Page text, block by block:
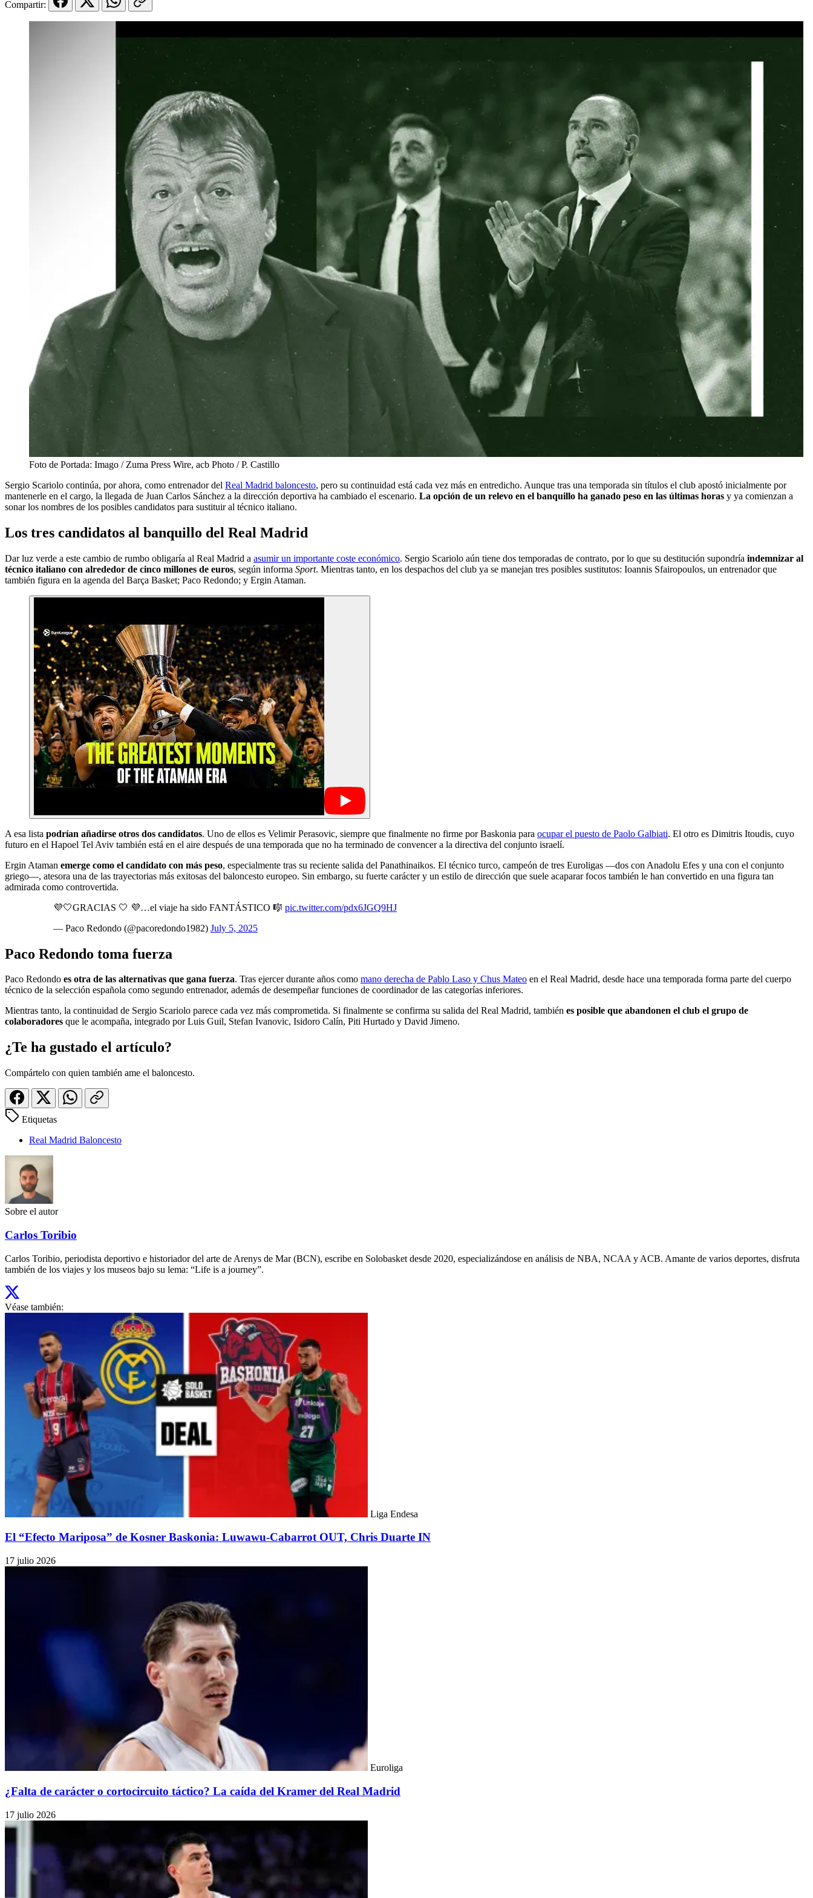
Compartir:
Foto de Portada: Imago / Zuma Press Wire, acb Photo / P. Castillo
Sergio Scariolo continúa, por ahora, como entrenador del Real Madrid baloncesto, pero su continuidad está cada vez más en entredicho. Aunque tras una temporada sin títulos el club apostó inicialmente por
mantenerle en el cargo, la llegada de Juan Carlos Sánchez a la dirección deportiva ha cambiado el escenario. La opción de un relevo en el banquillo ha ganado peso en las últimas horas y ya comienzan a
sonar los nombres de los posibles candidatos para sustituir al técnico italiano.
Los tres candidatos al banquillo del Real Madrid
Dar luz verde a este cambio de rumbo obligaría al Real Madrid a asumir un importante coste económico. Sergio Scariolo aún tiene dos temporadas de contrato, por lo que su destitución supondría indemnizar al
técnico italiano con alrededor de cinco millones de euros, según informa Sport. Mientras tanto, en los despachos del club ya se manejan tres posibles sustitutos: Ioannis Sfairopoulos, un entrenador que
también figura en la agenda del Barça Basket; Paco Redondo; y Ergin Ataman.
A esa lista podrían añadirse otros dos candidatos. Uno de ellos es Velimir Perasovic, siempre que finalmente no firme por Baskonia para ocupar el puesto de Paolo Galbiati. El otro es Dimitris Itoudis, cuyo
futuro en el Hapoel Tel Aviv también está en el aire después de una temporada que no ha terminado de convencer a la directiva del conjunto israelí.
Ergin Ataman emerge como el candidato con más peso, especialmente tras su reciente salida del Panathinaikos. El técnico turco, campeón de tres Euroligas —dos con Anadolu Efes y una con el conjunto
griego—, atesora una de las trayectorias más exitosas del baloncesto europeo. Sin embargo, su fuerte carácter y un estilo de dirección que suele acaparar focos también le han convertido en una figura tan
admirada como controvertida.
💜🤍GRACIAS 🤍 💜…el viaje ha sido FANTÁSTICO 🎼 pic.twitter.com/pdx6JGQ9HJ
— Paco Redondo (@pacoredondo1982) July 5, 2025
Paco Redondo toma fuerza
Paco Redondo es otra de las alternativas que gana fuerza. Tras ejercer durante años como mano derecha de Pablo Laso y Chus Mateo en el Real Madrid, desde hace una temporada forma parte del cuerpo
técnico de la selección española como segundo entrenador, además de desempeñar funciones de coordinador de las categorías inferiores.
Mientras tanto, la continuidad de Sergio Scariolo parece cada vez más comprometida. Si finalmente se confirma su salida del Real Madrid, también es posible que abandonen el club el grupo de
colaboradores que le acompaña, integrado por Luis Guil, Stefan Ivanovic, Isidoro Calín, Piti Hurtado y David Jimeno.
¿Te ha gustado el artículo?
Compártelo con quien también ame el baloncesto.
Etiquetas
Real Madrid Baloncesto
Sobre el autor
Carlos Toribio
Carlos Toribio, periodista deportivo e historiador del arte de Arenys de Mar (BCN), escribe en Solobasket desde 2020, especializándose en análisis de NBA, NCAA y ACB. Amante de varios deportes, disfruta
también de los viajes y los museos bajo su lema: “Life is a journey”.
Véase también:
Liga Endesa
El “Efecto Mariposa” de Kosner Baskonia: Luwawu-Cabarrot OUT, Chris Duarte IN
17 julio 2026
Euroliga
¿Falta de carácter o cortocircuito táctico? La caída del Kramer del Real Madrid
17 julio 2026